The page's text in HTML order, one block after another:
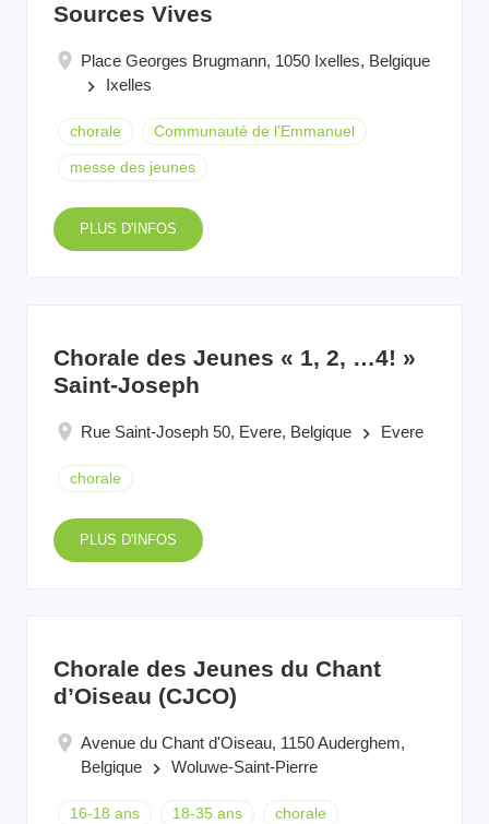
Sources Vives
Place Georges Brugmann, 1050 Ixelles, Belgique
keyboard_arrow_right Ixelles
chorale Communauté de l'Emmanuel
messe des jeunes
PLUS D'INFOS
Chorale des Jeunes « 1, 2, …4! »
Saint-Joseph
Rue Saint-Joseph 50, Evere, Belgique keyboard_arrow_right Evere
chorale
PLUS D'INFOS
Chorale des Jeunes du Chant
d’Oiseau (CJCO)
Avenue du Chant d'Oiseau, 1150 Auderghem,
Belgique
keyboard_arrow_right Woluwe-Saint-Pierre
16-18 ans 18-35 ans chorale